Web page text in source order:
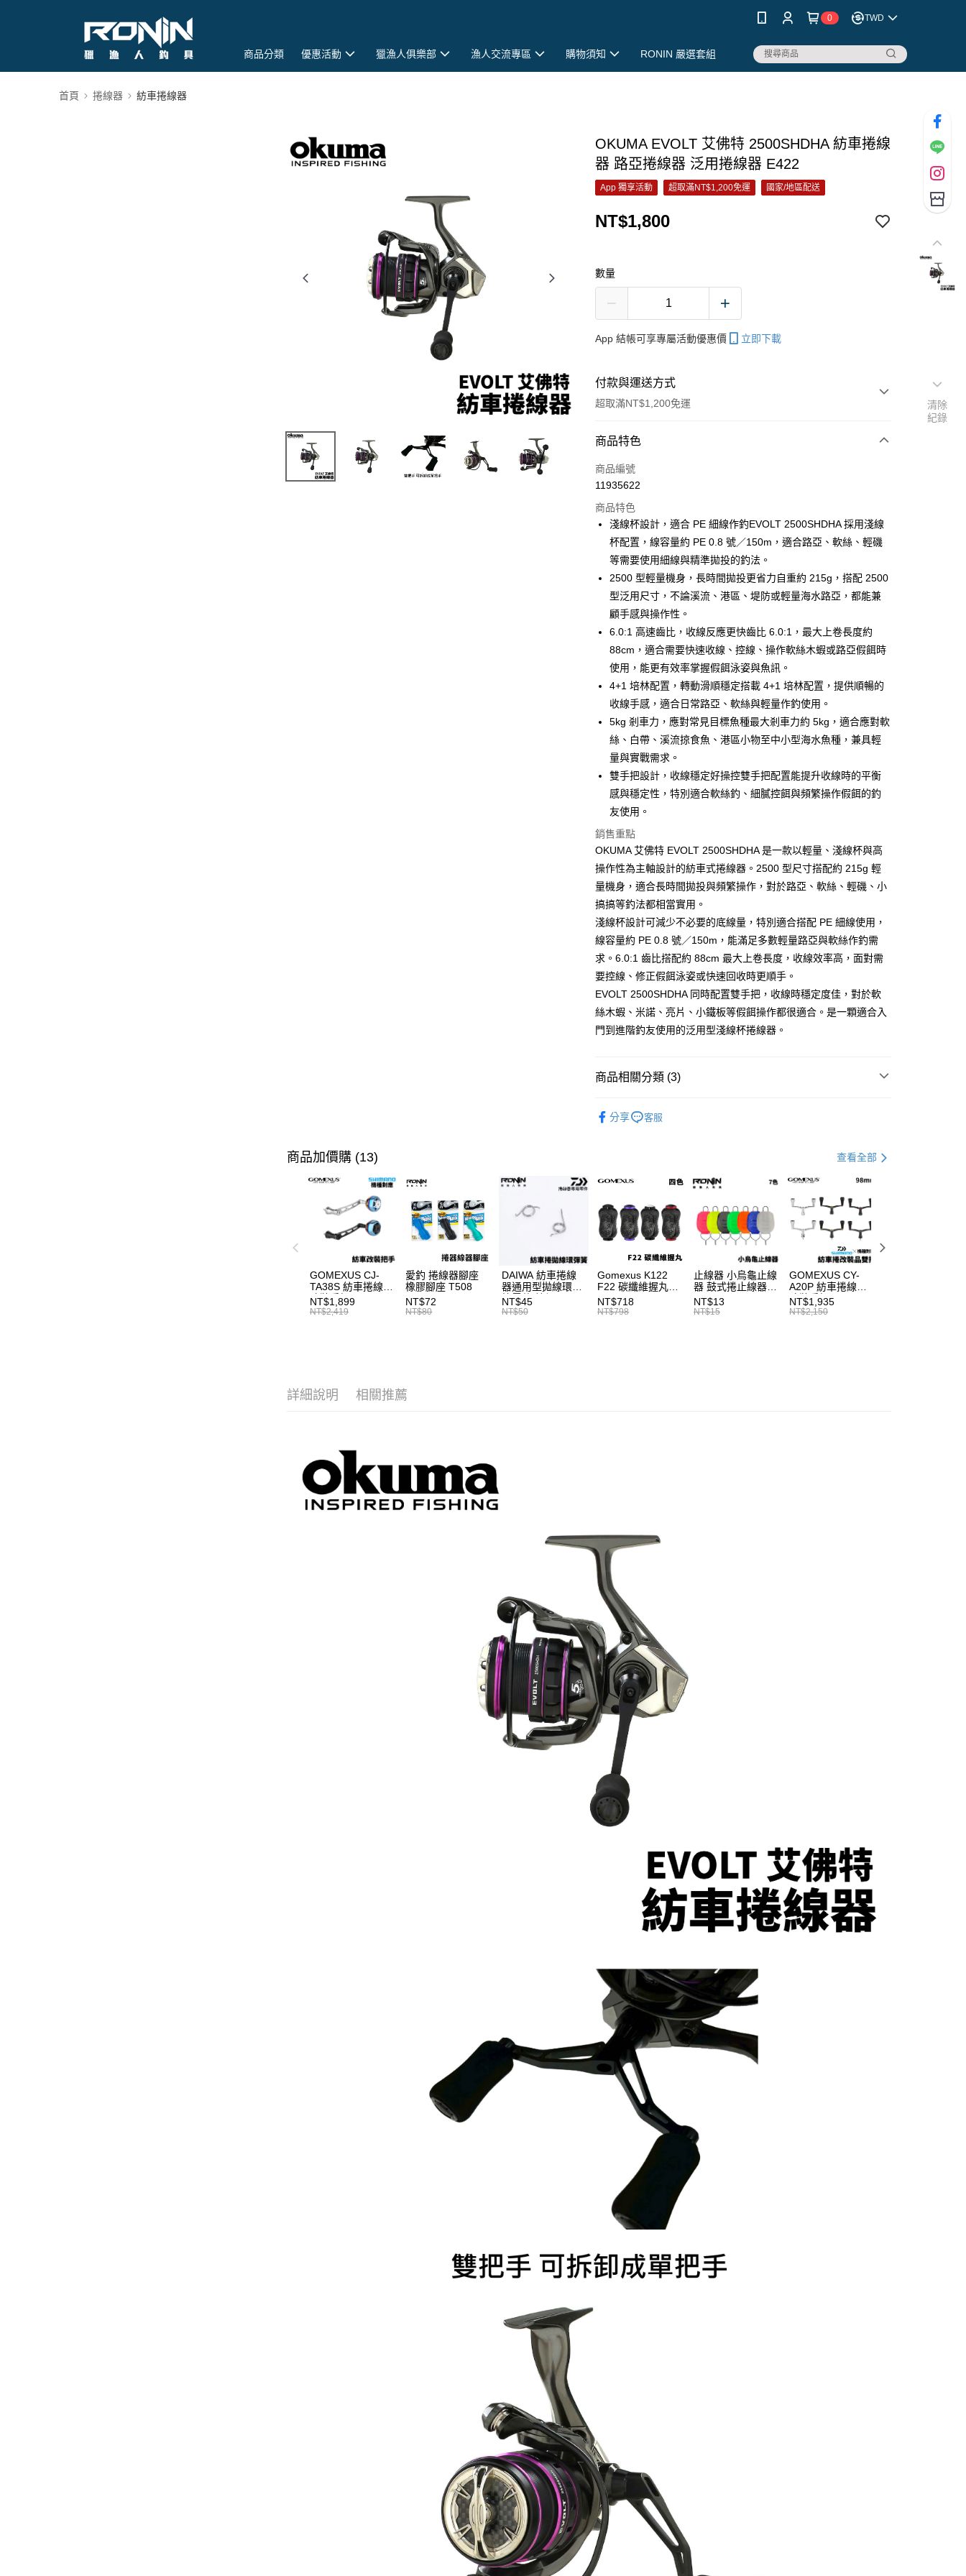
0 TWD
商品分類 優惠活動 獵漁人俱樂部 漁人交流專區 購物須知 RONIN 嚴選套組
首頁 捲線器 紡車捲線器
OKUMA EVOLT 艾佛特 2500SHDHA 紡車捲線
器 路亞捲線器 泛用捲線器 E422
App 獨享活動 超取滿NT$1,200免運 國家/地區配送
NT$1,800
數量
App 結帳可享專屬活動優惠價 立即下載
付款與運送方式
超取滿NT$1,200免運
付款方式
信用卡一次付款
3 期 0 利率 每期 NT$600 21家銀行
合作金庫商業銀行
第一商業銀行
華南商業銀行
彰化商業銀行
國泰世華商業銀行
兆豐國際商業銀行
臺灣中小企業銀行
台中商業銀行
匯豐（台灣）商業銀行
聯邦商業銀行
遠東國際商業銀行
元大商業銀行
永豐商業銀行
台新國際商業銀行
中國信託商業銀行
台灣樂天信用卡公司
超商取貨付款
街口支付
大哥付你分期
相關說明
【大哥付你分期使用說明】
1.本服務由台灣大哥大提供，台灣大哥大用戶可立即使用無須另外申請。
2.付款方式選擇「大哥付你分期」，訂單成立後會自動跳轉到大哥付的交易
流程，驗證手機門號後，選擇欲分期的期數、繳款截止日，確認付款後即
完成交易。
3.實際核准額度、可分期數及費用金額請依後續交易確認頁面所載為準。
4.訂單成立30分鐘內，如未前往確認交易或遇審核未通過，訂單將自動取
消。如遇「轉專審核」未通過狀況，表示未達大哥付你分期系統評分，恕
【繳款方式說明】
1.分期款項不併入電信帳單，「大哥付你分期」於每月結算日後寄送繳費提
2.透過簡訊連結打開帳單後，可選擇「超商條碼／台灣大直營門市／銀行轉
帳／街口支付／iPASS MONEY」等通路繳費。
【注意事項】
1.本服務係由「台灣大哥大股份有限公司」（以下簡稱本公司）所提供，讓
用戶於交易時，得透過本服務購買商品或服務，並由商店將買賣／分期付
2.基於同意付款使用「大哥付你分期」之契約關係目的，商店將以您的個人
資料（包含姓名、電話或地址）提供予台灣大哥大進項蒐集、處理及利
用，由本公司與您本人進行分期帳單所需資料之確認、核對及更正。
3.完整用戶服務條款，請詳閱以下連結：https://oppay.tw/userRule
AFTEE先享後付
相關說明
【關於「AFTEE先享後付」】
AFTEE先享後付是「在收到商品之後才付款」的支付方式。 讓您購物簡單
１．簡單：不需註冊會員、不需綁卡、不需儲值。
２．便利：只要手機號碼，簡訊認證，即可結帳。
３．安心：先確認商品／服務後，再付款。
【「AFTEE先享後付」結帳流程】
付」結帳頁面，進行簡訊認證並確認金額後，即可完成結帳。
２．訂單成立數日內，您將收到繳費通知簡訊。
３．收到繳費通知簡訊後14天內，點擊此簡訊中的連結，可透過四大超商
※ 請注意：結帳手續完成當下不需立刻繳費，但若您需要取消訂單，請聯
絡購買商品的店家。未經商家同意取消之訂單仍視為有效，需透過AFTEE
先享後付繳納相關費用。
※ 交易是否成功請以「AFTEE先享後付 」之結帳頁面顯示為準，若有關於
是否繳費成功／繳費後需取消欲退款等相關疑問，請聯繫「AFTEE先享後
付客戶支援中心」https://netprotections.freshdesk.com/support/home
【注意事項】
１．透過由恩沛科技股份有限公司提供之「AFTEE先享後付」服務完成之
交易，需依本服務之必要範圍內提供個人資料，並將交易相關給付款項請
求債權轉讓予恩沛科技股份有限公司。
２．關於個人資料處理事宜，請瀏覽以下網址：
「AFTEE先享後付」，若未經同意申辦者引起之損失，本公司不負相關責
任。
即時審查核予不同之上限額度；若仍有額度不足之情形，本公司將視審查
結果請求用戶進行身份認證。
ATM付款
貨到付款
運送方式
全家取貨付款
每筆NT$60，滿NT$1,200(含以上)免運費
付款後全家取貨
每筆NT$60，滿NT$1,200(含以上)免運費
7-11取貨付款
每筆NT$60，滿NT$1,200(含以上)免運費
付款後7-11取貨
每筆NT$60，滿NT$1,200(含以上)免運費
一般宅配（門市自取請勿下單，請聯繫客服）
每筆NT$100，滿NT$2,000(含以上)免運費
每筆NT$200，滿NT$2,000(含以上)免運費
貨到付款（門市自取請勿下單，請聯繫客服）
國家/地區配送(**下單前請私訊客服確認實際運費(運費另 查看運費
商品特色
商品編號
11935622
商品特色
淺線杯設計，適合 PE 細線作釣EVOLT 2500SHDHA 採用淺線
杯配置，線容量約 PE 0.8 號／150m，適合路亞、軟絲、輕磯
等需要使用細線與精準拋投的釣法。
2500 型輕量機身，長時間拋投更省力自重約 215g，搭配 2500
型泛用尺寸，不論溪流、港區、堤防或輕量海水路亞，都能兼
顧手感與操作性。
6.0:1 高速齒比，收線反應更快齒比 6.0:1，最大上卷長度約
88cm，適合需要快速收線、控線、操作軟絲木蝦或路亞假餌時
使用，能更有效率掌握假餌泳姿與魚訊。
4+1 培林配置，轉動滑順穩定搭載 4+1 培林配置，提供順暢的
收線手感，適合日常路亞、軟絲與輕量作釣使用。
5kg 剎車力，應對常見目標魚種最大剎車力約 5kg，適合應對軟
絲、白帶、溪流掠食魚、港區小物至中小型海水魚種，兼具輕
量與實戰需求。
雙手把設計，收線穩定好操控雙手把配置能提升收線時的平衡
感與穩定性，特別適合軟絲釣、細膩控餌與頻繁操作假餌的釣
友使用。
銷售重點
OKUMA 艾佛特 EVOLT 2500SHDHA 是一款以輕量、淺線杯與高
操作性為主軸設計的紡車式捲線器。2500 型尺寸搭配約 215g 輕
量機身，適合長時間拋投與頻繁操作，對於路亞、軟絲、輕磯、小
搞搞等釣法都相當實用。
淺線杯設計可減少不必要的底線量，特別適合搭配 PE 細線使用，
線容量約 PE 0.8 號／150m，能滿足多數輕量路亞與軟絲作釣需
求。6.0:1 齒比搭配約 88cm 最大上卷長度，收線效率高，面對需
要控線、修正假餌泳姿或快速回收時更順手。
EVOLT 2500SHDHA 同時配置雙手把，收線時穩定度佳，對於軟
絲木蝦、米諾、亮片、小鐵板等假餌操作都很適合。是一顆適合入
門到進階釣友使用的泛用型淺線杯捲線器。
商品相關分類 (3)
分享 客服
商品加價購 (13) 查看全部
GOMEXUS CJ-
TA38S 紡車捲線器
改裝手把
SHIMANO改裝品
NT$1,899
NT$2,419
愛釣 捲線器腳座
橡膠腳座 T508
NT$72
NT$80
DAIWA 紡車捲線
器通用型拋線環彈
簧零件 線規 耳朵
彈簧 紡車捲零件
NT$45
NT$50
Gomexus K122
F22 碳纖維握丸
Shimano、Daiwa
適用 紡車、小烏
NT$718
NT$798
止線器 小烏龜止線
器 鼓式捲止線器
T920
NT$13
NT$15
GOMEXUS CY-
A20P 紡車捲線器
改裝手把
SHIMANO、
NT$1,935
NT$2,150
詳細說明 相關推薦
清除
紀錄